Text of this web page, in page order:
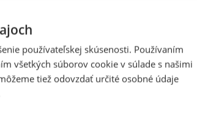
používateľskej skúsenosti. Používaním
všetkých súborov cookie v súlade s našimi
tiež odovzdať určité osobné údaje